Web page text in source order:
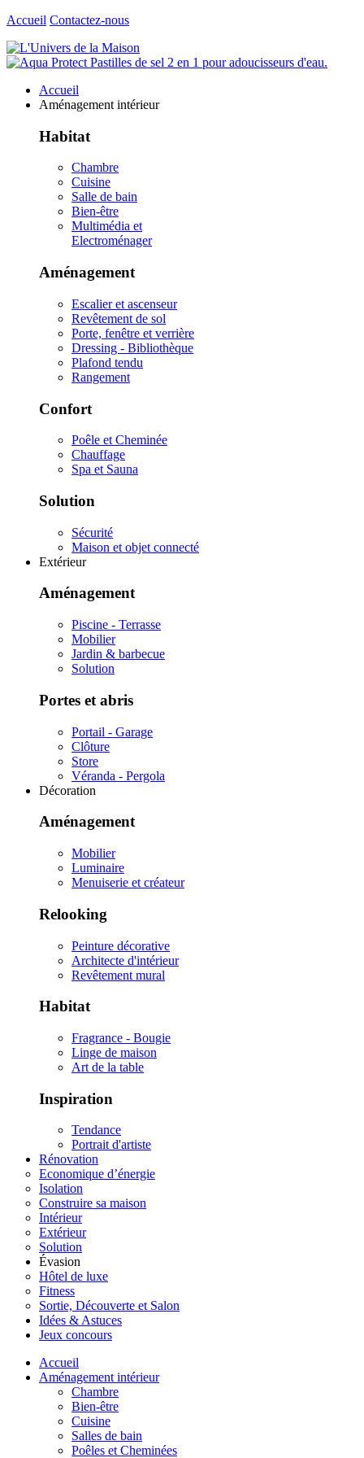
Accueil Contactez-nous
Accueil
Aménagement intérieur
Habitat
Chambre
Cuisine
Salle de bain
Bien-être
Multimédia et
Electroménager
Aménagement
Escalier et ascenseur
Revêtement de sol
Porte, fenêtre et verrière
Dressing - Bibliothèque
Plafond tendu
Rangement
Confort
Poêle et Cheminée
Chauffage
Spa et Sauna
Solution
Sécurité
Maison et objet connecté
Extérieur
Aménagement
Piscine - Terrasse
Mobilier
Jardin & barbecue
Solution
Portes et abris
Portail - Garage
Clôture
Store
Véranda - Pergola
Décoration
Aménagement
Mobilier
Luminaire
Menuiserie et créateur
Relooking
Peinture décorative
Architecte d'intérieur
Revêtement mural
Habitat
Fragrance - Bougie
Linge de maison
Art de la table
Inspiration
Tendance
Portrait d'artiste
Rénovation
Economique d’énergie
Isolation
Construire sa maison
Intérieur
Extérieur
Solution
Évasion
Hôtel de luxe
Fitness
Sortie, Découverte et Salon
Idées & Astuces
Jeux concours
Accueil
Aménagement intérieur
Chambre
Bien-être
Cuisine
Salles de bain
Poêles et Cheminées